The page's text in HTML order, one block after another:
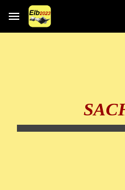
Skip to main content